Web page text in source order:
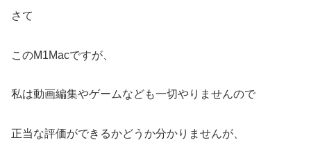
さて
このM1Macですが、
私は動画編集やゲームなども一切やりませんので
正当な評価ができるかどうか分かりませんが、